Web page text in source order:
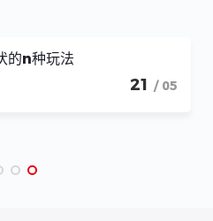
之行开启中欧屋面系统强